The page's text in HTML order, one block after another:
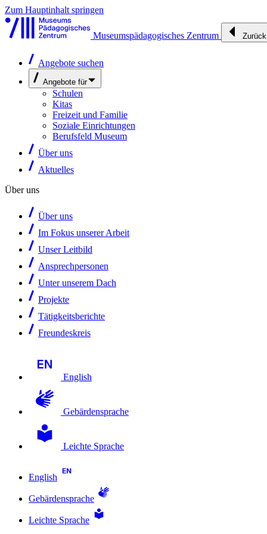
Zum Hauptinhalt springen
Museumspädagogisches Zentrum Zurück
Angebote suchen
Angebote für
Schulen
Kitas
Freizeit und Familie
Soziale Einrichtungen
Berufsfeld Museum
Über uns
Aktuelles
Über uns
Über uns
Im Fokus unserer Arbeit
Unser Leitbild
Ansprechpersonen
Unter unserem Dach
Projekte
Tätigkeitsberichte
Freundeskreis
English
Gebärdensprache
Leichte Sprache
English
Gebärdensprache
Leichte Sprache